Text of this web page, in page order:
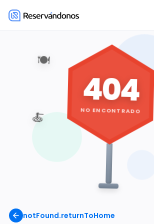
notFound.returnToHome
🍽️
🍝
404
NO ENCONTRADO